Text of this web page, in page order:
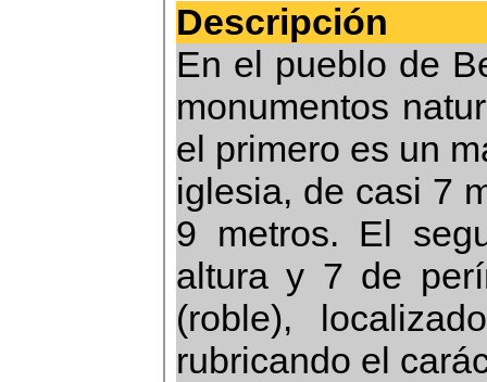
Descripción
En el pueblo de
monumentos
el primero es un
iglesia, de casi 7
9 metros. El
altura y 7 de
(roble),
rubricando el